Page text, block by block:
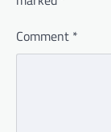
Comment *